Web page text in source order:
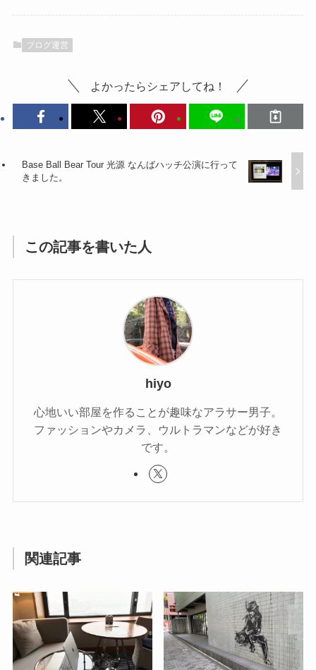
ブログ運営
よかったらシェアしてね！
Base Ball Bear Tour 光源 なんばハッチ公演に行って
きました。
この記事を書いた人
hiyo
心地いい部屋を作ることが趣味なアラサー男子。
ファッションやカメラ、ウルトラマンなどが好き
です。
関連記事